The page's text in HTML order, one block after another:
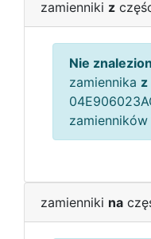
zamienniki z
Nie
zamiennika z
zamienniki na